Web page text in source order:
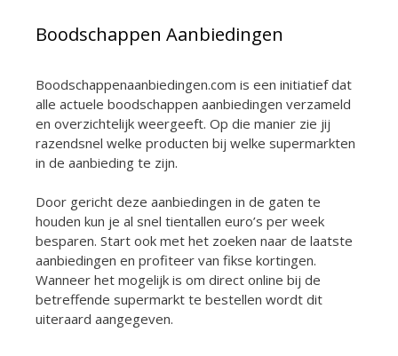
Boodschappen Aanbiedingen
Boodschappenaanbiedingen.com is een initiatief dat
alle actuele boodschappen aanbiedingen verzameld
en overzichtelijk weergeeft. Op die manier zie jij
razendsnel welke producten bij welke supermarkten
in de aanbieding te zijn.
Door gericht deze aanbiedingen in de gaten te
houden kun je al snel tientallen euro’s per week
besparen. Start ook met het zoeken naar de laatste
aanbiedingen en profiteer van fikse kortingen.
Wanneer het mogelijk is om direct online bij de
betreffende supermarkt te bestellen wordt dit
uiteraard aangegeven.